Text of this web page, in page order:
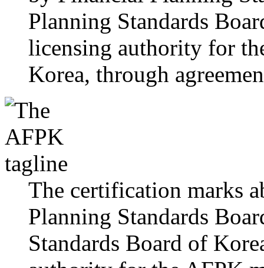
Planning Standards
licensing authority for
Korea, through
The certification marks
Planning Standards
Standards Board of